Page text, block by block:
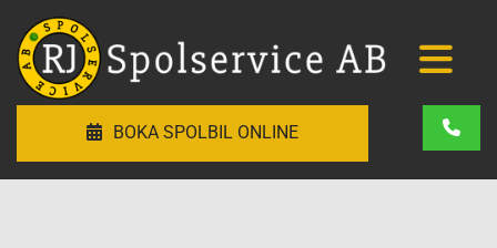
BOKA SPOLBIL ONLINE